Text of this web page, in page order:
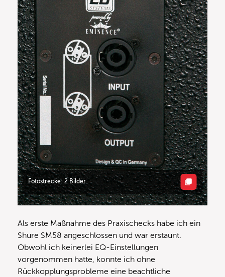
Fotostrecke: 2 Bilder
Als erste Maßnahme des Praxischecks habe ich ein
Shure SM58 angeschlossen und war erstaunt.
Obwohl ich keinerlei EQ-Einstellungen
vorgenommen hatte, konnte ich ohne
Rückkopplungsprobleme eine beachtliche